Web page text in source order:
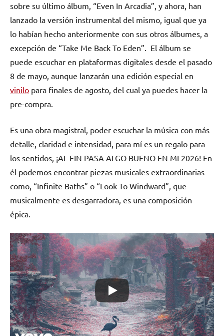
sobre su último álbum, “Even In Arcadia”, y ahora, han
lanzado la versión instrumental del mismo, igual que ya
lo habían hecho anteriormente con sus otros álbumes, a
excepción de “Take Me Back To Eden”. El álbum se
puede escuchar en plataformas digitales desde el pasado
8 de mayo, aunque lanzarán una edición especial en
vinilo para finales de agosto, del cual ya puedes hacer la
pre-compra.
Es una obra magistral, poder escuchar la música con más
detalle, claridad e intensidad, para mí es un regalo para
los sentidos, ¡AL FIN PASA ALGO BUENO EN MI 2026! En
él podemos encontrar piezas musicales extraordinarias
como, “Infinite Baths” o “Look To Windward”, que
musicalmente es desgarradora, es una composición
épica.